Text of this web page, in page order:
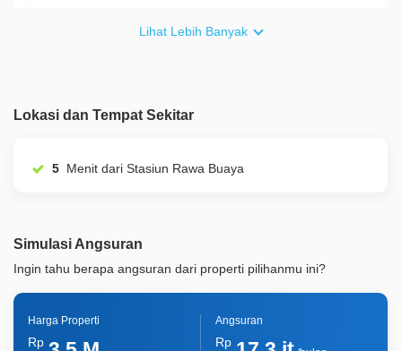
Lihat Lebih Banyak
Lokasi dan Tempat Sekitar
5 Menit dari Stasiun Rawa Buaya
Simulasi Angsuran
Ingin tahu berapa angsuran dari properti pilihanmu ini?
Harga Properti
Rp
Angsuran
Rp